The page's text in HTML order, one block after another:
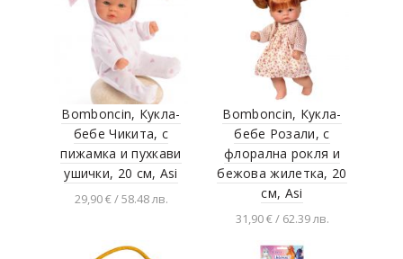
Bomboncin, Кукла-
бебе Чикита, с
пижамка и пухкави
ушички, 20 см, Asi
29,90 € / 58.48 лв.
Bomboncin, Кукла-
бебе Розали, с
флорална рокля и
бежова жилетка, 20
см, Asi
31,90 € / 62.39 лв.
Добавяне в